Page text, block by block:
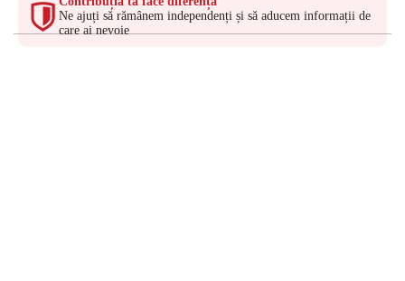
Ne ajuți să rămânem independenți și să aducem informații de
care ai nevoie